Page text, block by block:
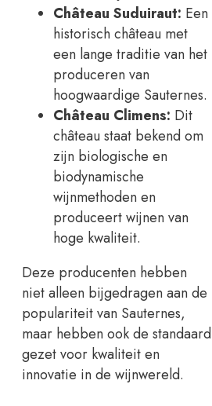
Château Suduiraut: Een
historisch château met
een lange traditie van het
produceren van
hoogwaardige Sauternes.
Château Climens: Dit
château staat bekend om
zijn biologische en
biodynamische
wijnmethoden en
produceert wijnen van
hoge kwaliteit.
Deze producenten hebben
niet alleen bijgedragen aan de
populariteit van Sauternes,
maar hebben ook de standaard
gezet voor kwaliteit en
innovatie in de wijnwereld.